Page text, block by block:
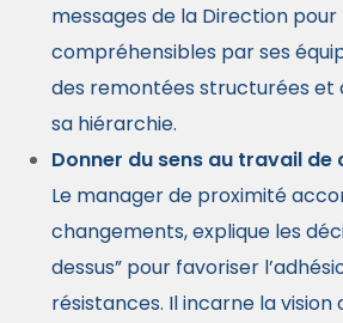
messages de la Direction
compréhensibles par ses
des remontées structurées et
sa hiérarchie.
Donner du sens au travail de
Le manager de proximité
changements, explique les
dessus” pour favoriser
résistances. Il incarne la vision